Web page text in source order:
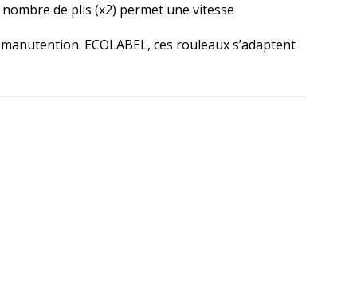
de plis (x2) permet une vitesse
ECOLABEL, ces rouleaux s’adaptent